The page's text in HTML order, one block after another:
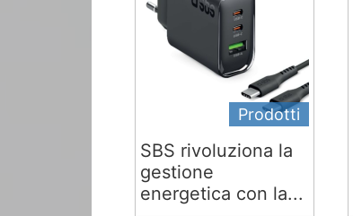
Prodotti
SBS rivoluziona la
gestione
energetica con la...